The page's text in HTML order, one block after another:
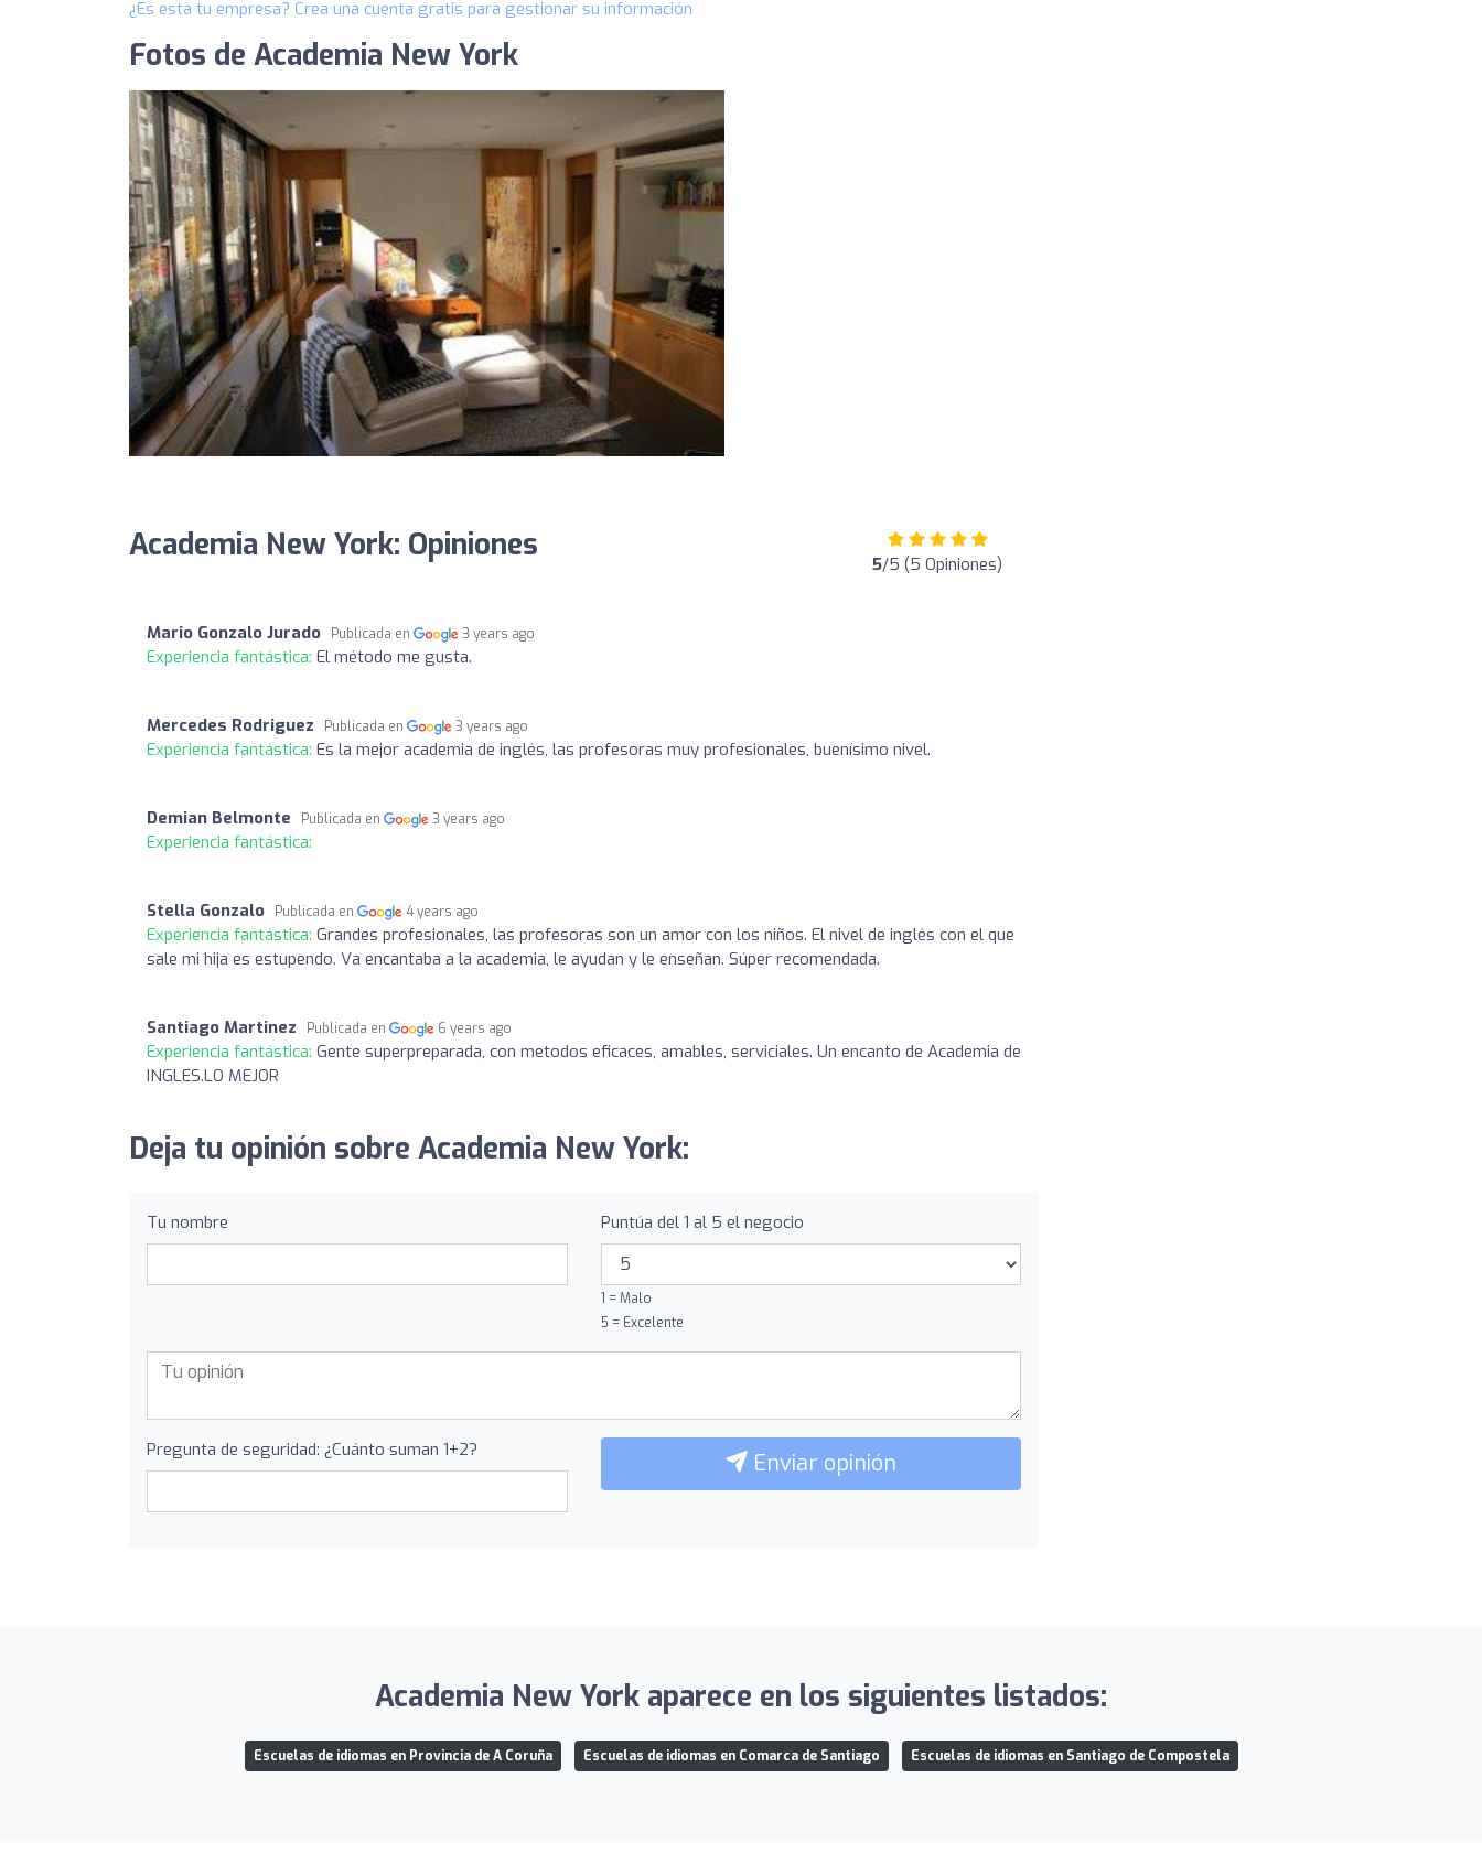
¿Es esta tu empresa? Crea una cuenta gratis para gestionar su información
Fotos de Academia New York
Academia New York: Opiniones 5/5 (5 Opiniones)
Mario Gonzalo Jurado Publicada en 3 years ago
Experiencia fantástica: El método me gusta.
Mercedes Rodriguez Publicada en 3 years ago
Experiencia fantástica: Es la mejor academia de inglés, las profesoras muy profesionales, buenísimo nivel.
Demian Belmonte Publicada en 3 years ago
Experiencia fantástica:
Stella Gonzalo Publicada en 4 years ago
Experiencia fantástica: Grandes profesionales, las profesoras son un amor con los niños. El nivel de inglés con el que
sale mi hija es estupendo. Va encantaba a la academia, le ayudan y le enseñan. Súper recomendada.
Santiago Martinez Publicada en 6 years ago
Experiencia fantástica: Gente superpreparada, con metodos eficaces, amables, serviciales. Un encanto de Academia de
INGLES.LO MEJOR
Deja tu opinión sobre Academia New York:
Tu nombre Puntúa del 1 al 5 el negocio
1 = Malo
5 = Excelente
Pregunta de seguridad: ¿Cuánto suman 1+2? Enviar opinión
Academia New York aparece en los siguientes listados:
Escuelas de idiomas en Provincia de A Coruña Escuelas de idiomas en Comarca de Santiago Escuelas de idiomas en Santiago de Compostela